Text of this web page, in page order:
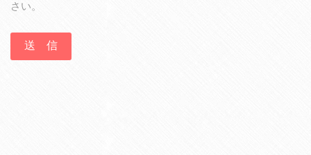
さい。